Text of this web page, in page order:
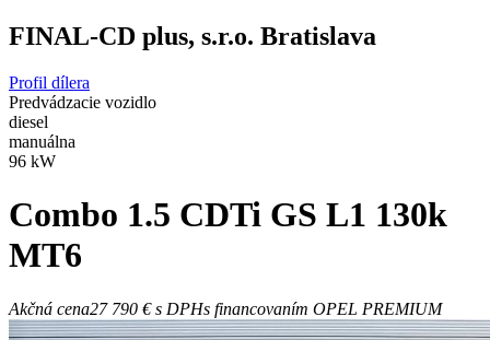
FINAL-CD plus, s.r.o. Bratislava
Profil dílera
Predvádzacie vozidlo
diesel
manuálna
96 kW
Combo 1.5 CDTi GS L1 130k
MT6
Akčná cena27 790 €s DPHs financovaním OPEL PREMIUM